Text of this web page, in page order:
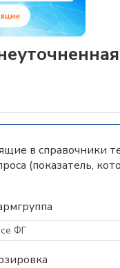
в справочники
(показатель,